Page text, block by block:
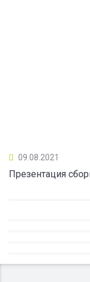
09.08.2021
Презентация